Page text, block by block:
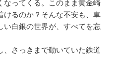
なってくる。このまま黄金崎
けるのか？そんな不安も、車
い白銀の世界が、すべてを忘
、さっきまで動いていた鉄道